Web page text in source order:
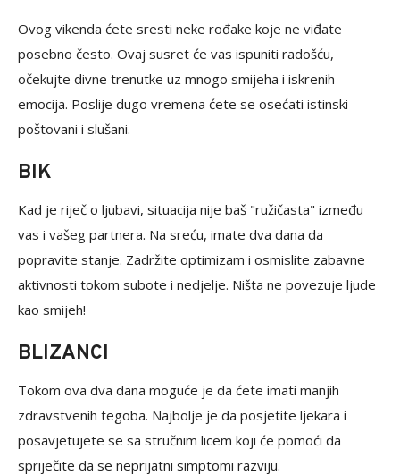
Ovog vikenda ćete sresti neke rođake koje ne viđate
posebno često. Ovaj susret će vas ispuniti radošću,
očekujte divne trenutke uz mnogo smijeha i iskrenih
emocija. Poslije dugo vremena ćete se osećati istinski
poštovani i slušani.
BIK
Kad je riječ o ljubavi, situacija nije baš "ružičasta" između
vas i vašeg partnera. Na sreću, imate dva dana da
popravite stanje. Zadržite optimizam i osmislite zabavne
aktivnosti tokom subote i nedjelje. Ništa ne povezuje ljude
kao smijeh!
BLIZANCI
Tokom ova dva dana moguće je da ćete imati manjih
zdravstvenih tegoba. Najbolje je da posjetite ljekara i
posavjetujete se sa stručnim licem koji će pomoći da
spriječite da se neprijatni simptomi razviju.